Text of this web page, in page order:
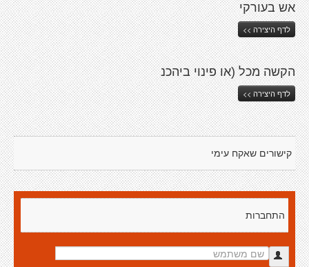
אש בעורקי
לדף היצירה >>
הקשה מכל (או פינוי ביהכנ
לדף היצירה >>
קישורים שאקח עימי
התחברות